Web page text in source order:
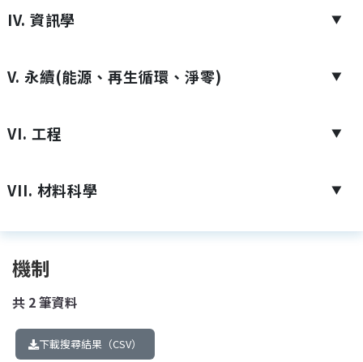
IV. 資訊學 ▼
V. 永續(能源、再生循環、淨零) ▼
VI. 工程 ▼
VII. 材料科學 ▼
機制
共 2筆資料
下載搜尋結果（CSV）